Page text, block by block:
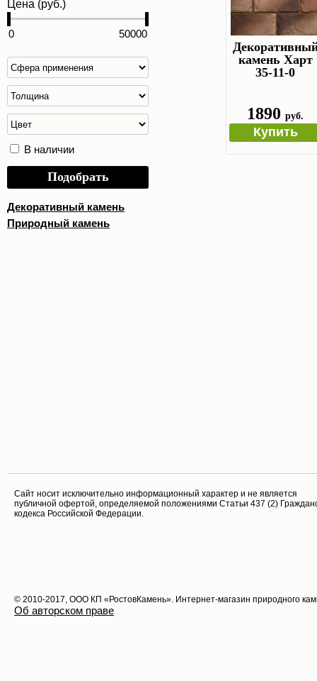
Цена (руб.)
В наличии
Подобрать
Декоративный камень
Природный камень
камень Харт
35-11-0
1890 руб.
Купить
Cайт носит исключительно информационный характер и не является
публичной офертой, определяемой положениями Статьи 437 (2)
кодекса Российской Федерации.
© 2010-2017, ООО КП «РостовКамень». Интернет-магазин природного
Об авторском праве